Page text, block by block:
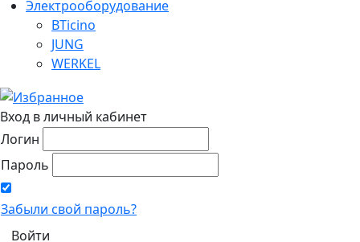
Электрооборудование
BTicino
JUNG
WERKEL
Вход в личный кабинет
Логин
Пароль
Забыли свой пароль?